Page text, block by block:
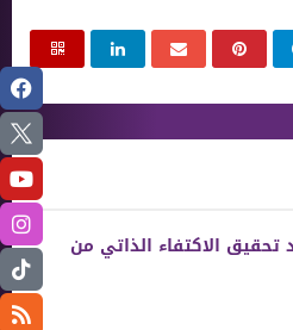
تحقيق الاكتفاء الذاتي من